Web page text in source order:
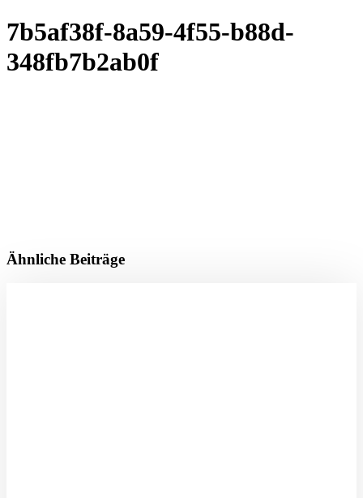
7b5af38f-8a59-4f55-b88d-
348fb7b2ab0f
Ähnliche Beiträge